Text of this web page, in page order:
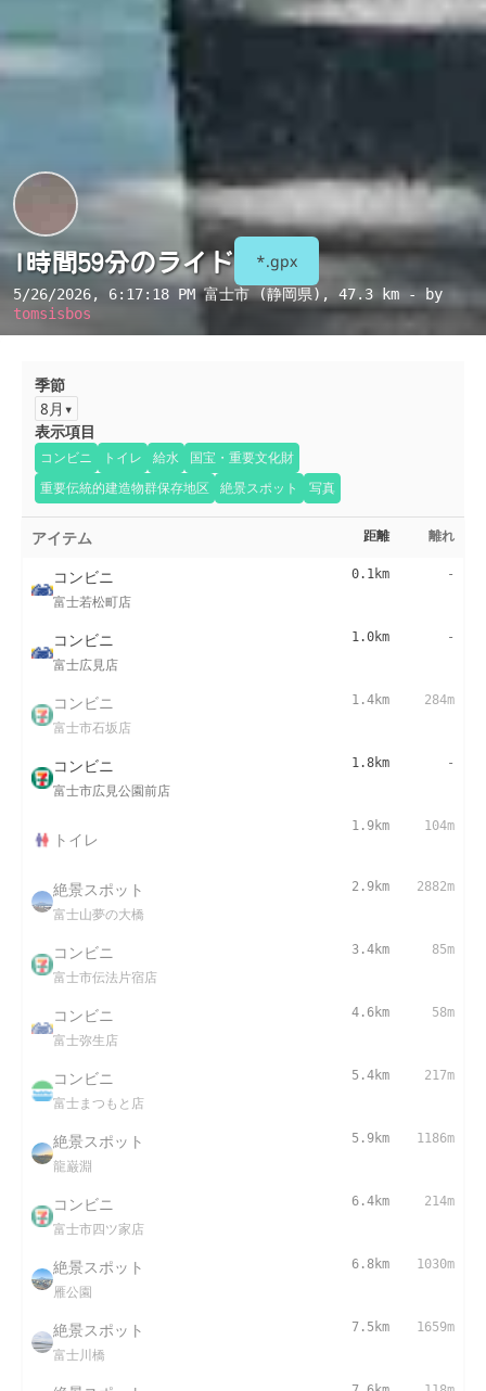
1時間59分のライド *.gpx
5/26/2026, 6:17:18 PM富士市 (静岡県) , 47.3 km - by
tomsisbos
季節
8月
表示項目
コンビニ トイレ 給水
国宝・重要文化財
重要伝統的建造物群保存地区
絶景スポット 写真
アイテム 距離 離れ
コンビニ
富士若松町店
0.1km -
コンビニ
富士広見店
1.0km -
コンビニ
富士市石坂店
1.4km 284m
コンビニ
富士市広見公園前店
1.8km -
トイレ
1.9km 104m
絶景スポット
富士山夢の大橋
2.9km 2882m
コンビニ
富士市伝法片宿店
3.4km 85m
コンビニ
富士弥生店
4.6km 58m
コンビニ
富士まつもと店
5.4km 217m
絶景スポット
龍巌淵
5.9km 1186m
コンビニ
富士市四ツ家店
6.4km 214m
絶景スポット
雁公園
6.8km 1030m
絶景スポット
富士川橋
7.5km 1659m